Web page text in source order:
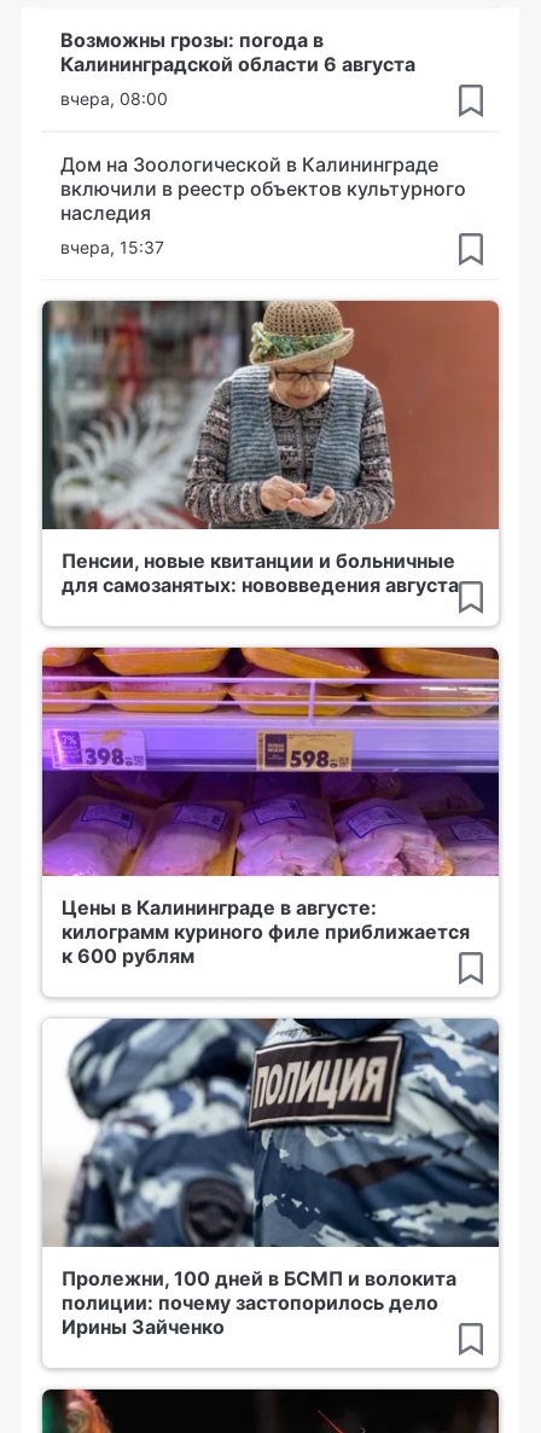
Возможны грозы: погода в
Калининградской области 6 августа
вчера, 08:00
Дом на Зоологической в Калининграде
включили в реестр объектов культурного
наследия
вчера, 15:37
Пенсии, новые квитанции и больничные
для самозанятых: нововведения августа
Цены в Калининграде в августе:
килограмм куриного филе приближается
к 600 рублям
Пролежни, 100 дней в БСМП и волокита
полиции: почему застопорилось дело
Ирины Зайченко